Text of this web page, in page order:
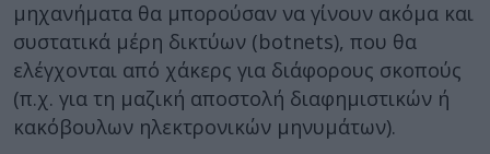
μηχανήματα θα μπορούσαν να γίνουν ακόμα και
συστατικά μέρη δικτύων (botnets), που θα
ελέγχονται από χάκερς για διάφορους σκοπούς
(π.χ. για τη μαζική αποστολή διαφημιστικών ή
κακόβουλων ηλεκτρονικών μηνυμάτων).